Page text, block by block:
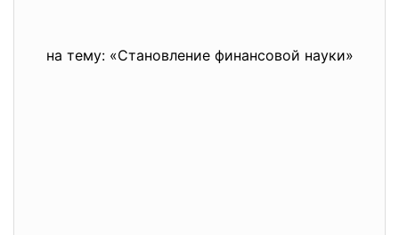
на тему: «Становление финансовой науки»